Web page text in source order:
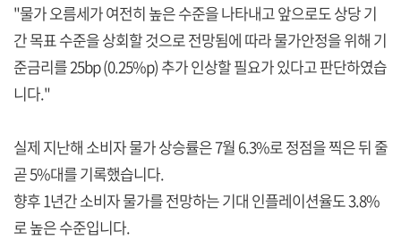
"물가 오름세가 여전히 높은 수준을 나타내고 앞으로도 상당 기
간 목표 수준을 상회할 것으로 전망됨에 따라 물가안정을 위해 기
준금리를 25bp (0.25%p) 추가 인상할 필요가 있다고 판단하였습
니다."
실제 지난해 소비자 물가 상승률은 7월 6.3%로 정점을 찍은 뒤 줄
곧 5%대를 기록했습니다.
향후 1년간 소비자 물가를 전망하는 기대 인플레이션율도 3.8%
로 높은 수준입니다.